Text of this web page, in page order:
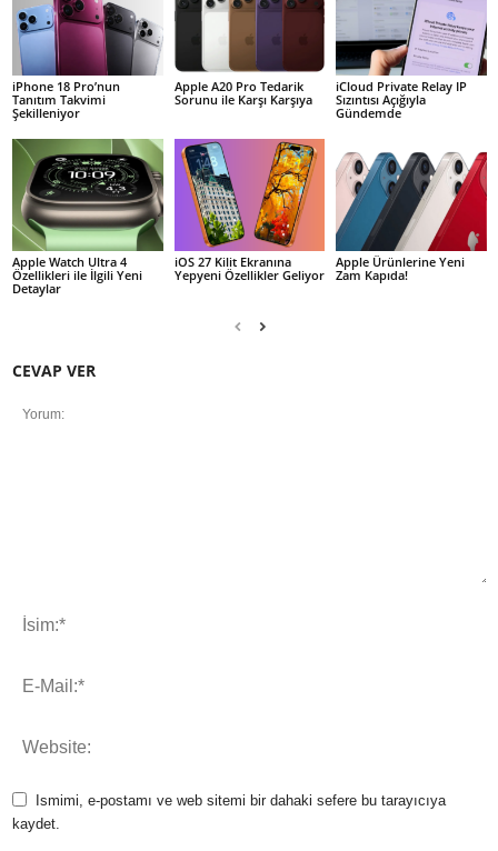
iPhone 18 Pro’nun
Tanıtım Takvimi
Şekilleniyor
Apple A20 Pro Tedarik
Sorunu ile Karşı Karşıya
iCloud Private Relay IP
Sızıntısı Açığıyla
Gündemde
Apple Watch Ultra 4
Özellikleri ile İlgili Yeni
Detaylar
iOS 27 Kilit Ekranına
Yepyeni Özellikler Geliyor
Apple Ürünlerine Yeni
Zam Kapıda!
CEVAP VER
Ismimi, e-postamı ve web sitemi bir dahaki sefere bu tarayıcıya
kaydet.